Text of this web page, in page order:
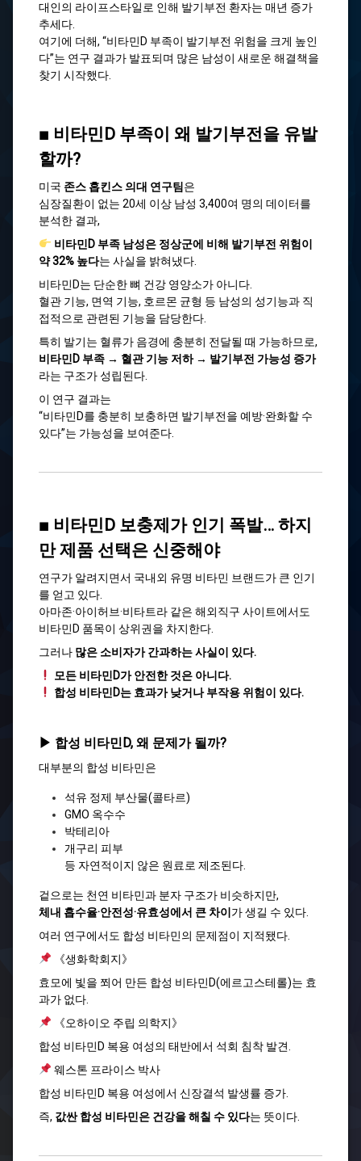
대인의 라이프스타일로 인해 발기부전 환자는 매년 증가
추세다.
여기에 더해, “비타민D 부족이 발기부전 위험을 크게 높인
다”는 연구 결과가 발표되며 많은 남성이 새로운 해결책을
찾기 시작했다.
■ 비타민D 부족이 왜 발기부전을 유발
할까?
미국 존스 홉킨스 의대 연구팀은
심장질환이 없는 20세 이상 남성 3,400여 명의 데이터를
분석한 결과,
비타민D 부족 남성은 정상군에 비해 발기부전 위험이
약 32% 높다는 사실을 밝혀냈다.
비타민D는 단순한 뼈 건강 영양소가 아니다.
혈관 기능, 면역 기능, 호르몬 균형 등 남성의 성기능과 직
접적으로 관련된 기능을 담당한다.
특히 발기는 혈류가 음경에 충분히 전달될 때 가능하므로,
비타민D 부족 → 혈관 기능 저하 → 발기부전 가능성 증가
라는 구조가 성립된다.
이 연구 결과는
“비타민D를 충분히 보충하면 발기부전을 예방·완화할 수
있다”는 가능성을 보여준다.
■ 비타민D 보충제가 인기 폭발… 하지
만 제품 선택은 신중해야
연구가 알려지면서 국내외 유명 비타민 브랜드가 큰 인기
를 얻고 있다.
아마존·아이허브·비타트라 같은 해외직구 사이트에서도
비타민D 품목이 상위권을 차지한다.
그러나 많은 소비자가 간과하는 사실이 있다.
모든 비타민D가 안전한 것은 아니다.
합성 비타민D는 효과가 낮거나 부작용 위험이 있다.
▶ 합성 비타민D, 왜 문제가 될까?
대부분의 합성 비타민은
석유 정제 부산물(콜타르)
GMO 옥수수
박테리아
개구리 피부
등 자연적이지 않은 원료로 제조된다.
겉으로는 천연 비타민과 분자 구조가 비슷하지만,
체내 흡수율·안전성·유효성에서 큰 차이 가 생길 수 있다.
여러 연구에서도 합성 비타민의 문제점이 지적됐다.
《생화학회지》
효모에 빛을 쬐어 만든 합성 비타민D(에르고스테롤)는 효
과가 없다.
《오하이오 주립 의학지》
합성 비타민D 복용 여성의 태반에서 석회 침착 발견.
웨스톤 프라이스 박사
합성 비타민D 복용 여성에서 신장결석 발생률 증가.
즉, 값싼 합성 비타민은 건강을 해칠 수 있다는 뜻이다.